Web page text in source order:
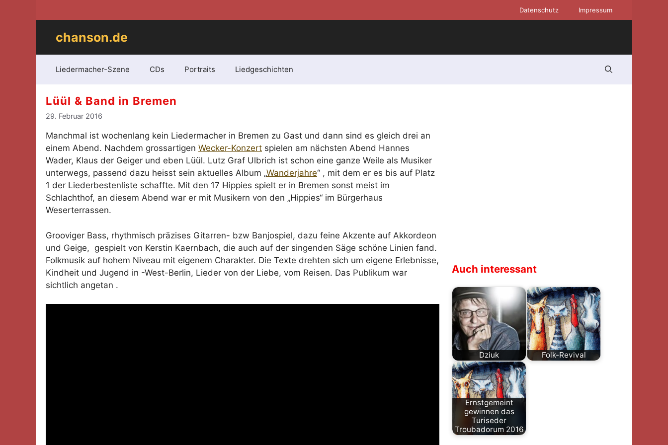
Datenschutz Impressum
chanson.de
Liedermacher-Szene CDs Portraits Liedgeschichten
Lüül & Band in Bremen
29. Februar 2016
Manchmal ist wochenlang kein Liedermacher in Bremen zu Gast und dann sind es gleich drei an
einem Abend. Nachdem grossartigen Wecker-Konzert spielen am nächsten Abend Hannes
Wader, Klaus der Geiger und eben Lüül. Lutz Graf Ulbrich ist schon eine ganze Weile als Musiker
unterwegs, passend dazu heisst sein aktuelles Album „Wanderjahre“ , mit dem er es bis auf Platz
1 der Liederbestenliste schaffte. Mit den 17 Hippies spielt er in Bremen sonst meist im
Schlachthof, an diesem Abend war er mit Musikern von den „Hippies“ im Bürgerhaus
Weserterrassen.
Grooviger Bass, rhythmisch präzises Gitarren- bzw Banjospiel, dazu feine Akzente auf Akkordeon
und Geige, gespielt von Kerstin Kaernbach, die auch auf der singenden Säge schöne Linien fand.
Folkmusik auf hohem Niveau mit eigenem Charakter. Die Texte drehten sich um eigene Erlebnisse,
Kindheit und Jugend in -West-Berlin, Lieder von der Liebe, vom Reisen. Das Publikum war
sichtlich angetan .
Auch interessant
Dziuk
Eine Biographie
über Danny Dziuk
zu schreiben, ist
keine leichte…
Folk-Revival
Ernstgemeint
gewinnen das
Turiseder
Troubadorum 2016